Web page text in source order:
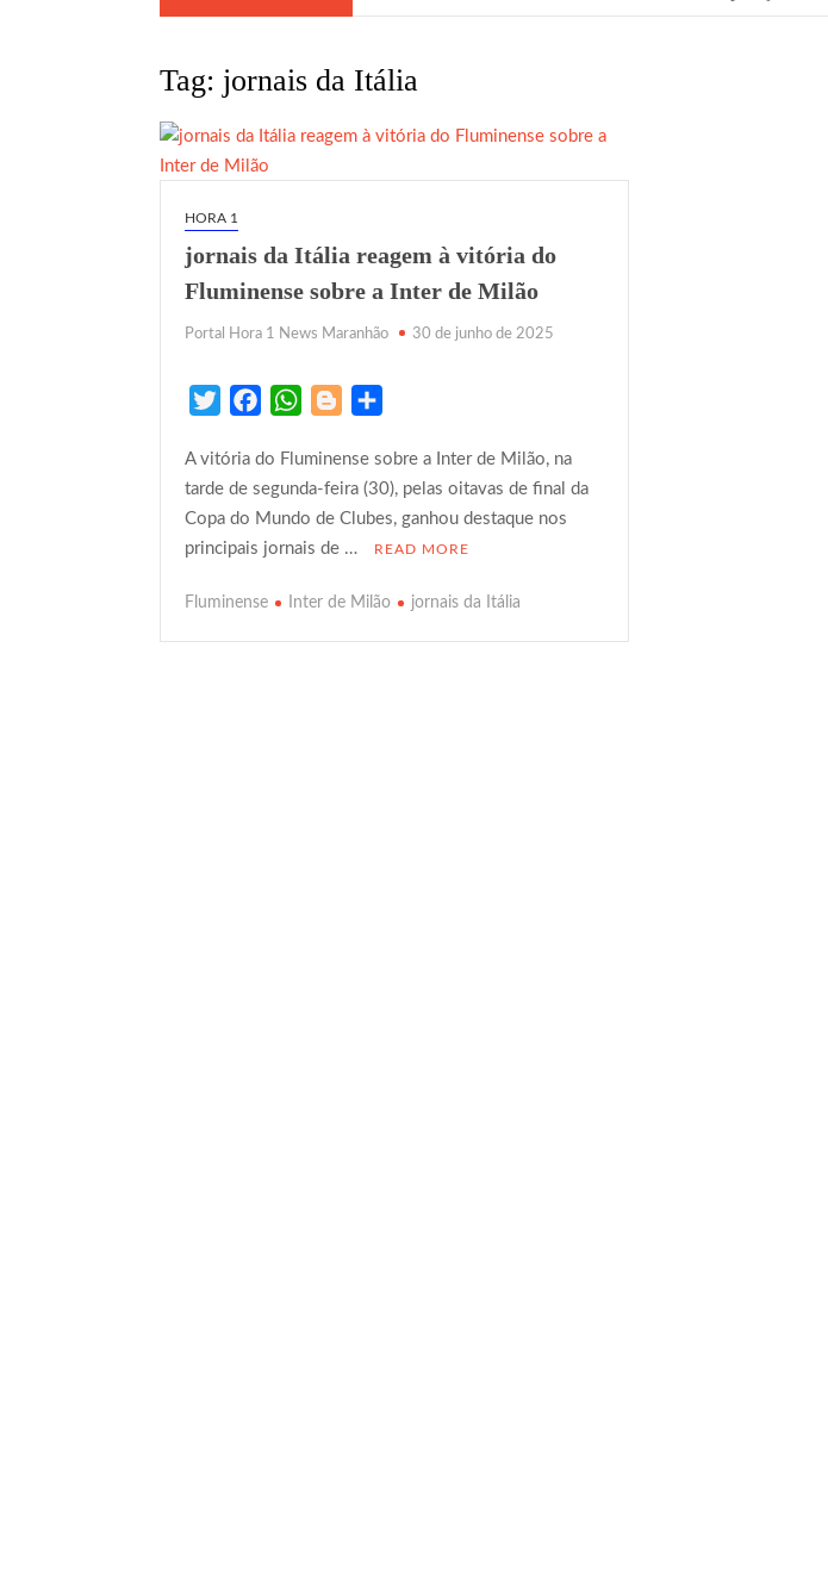
Tag: jornais da Itália
HORA 1
jornais da Itália reagem à vitória do
Fluminense sobre a Inter de Milão
Portal Hora 1 News Maranhão 30 de junho de 2025
i
t
t
e
c
e
b
o
W
a
t
s
A
o
g
g
e
a
r
e
A vitória do Fluminense sobre a Inter de Milão, na
tarde de segunda-feira (30), pelas oitavas de final da
Copa do Mundo de Clubes, ganhou destaque nos
principais jornais de …
READ MORE
Fluminense Inter de Milão jornais da Itália